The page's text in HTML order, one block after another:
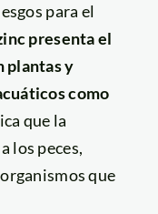
para el
presenta el
plantas y
como
que la
los peces,
que